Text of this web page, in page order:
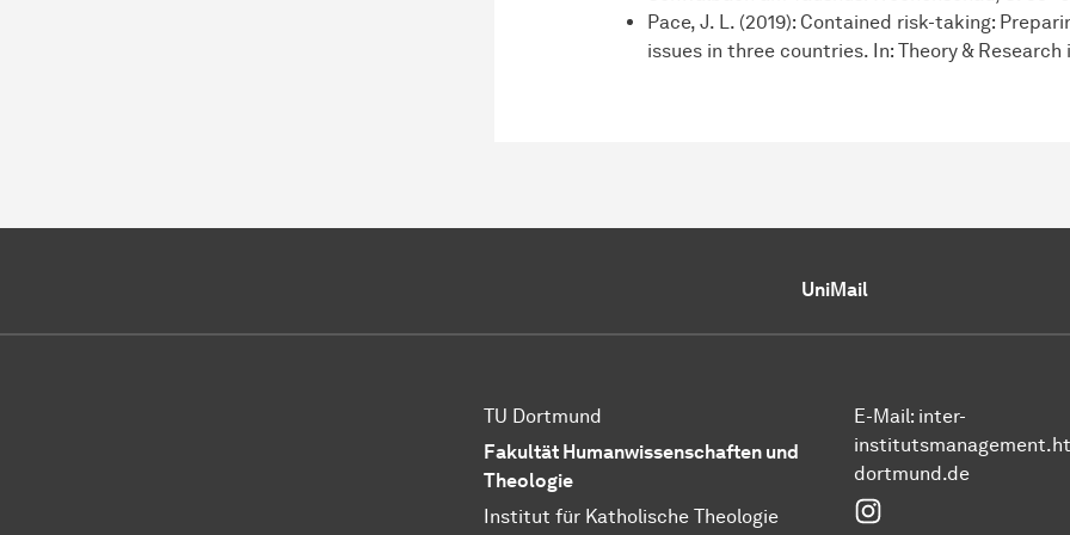
Pace, J. L. (2019): Contained risk-taking:
issues in three countries. In: Theory &
UniMail
TU Dortmund
Fakultät Humanwissenschaften und
Theologie
Institut für Katholische Theologie
E-Mail: inter-
dortmund.de
Instagram